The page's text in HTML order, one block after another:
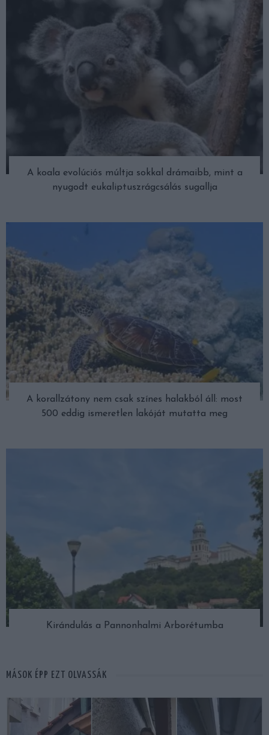
A koala evolúciós múltja sokkal drámaibb, mint a
nyugodt eukaliptuszrágcsálás sugallja
A korallzátony nem csak színes halakból áll: most
500 eddig ismeretlen lakóját mutatta meg
Kirándulás a Pannonhalmi Arborétumba
MÁSOK ÉPP EZT OLVASSÁK